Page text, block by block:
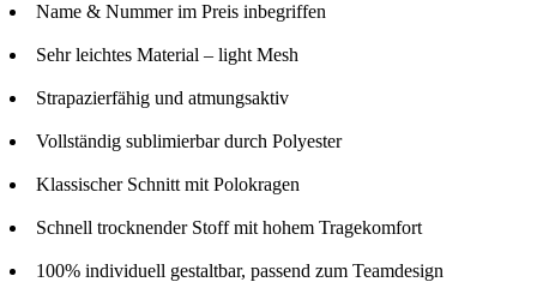
Name & Nummer im Preis inbegriffen
Sehr leichtes Material – light Mesh
Strapazierfähig und atmungsaktiv
Vollständig sublimierbar durch Polyester
Klassischer Schnitt mit Polokragen
Schnell trocknender Stoff mit hohem Tragekomfort
100% individuell gestaltbar, passend zum Teamdesign